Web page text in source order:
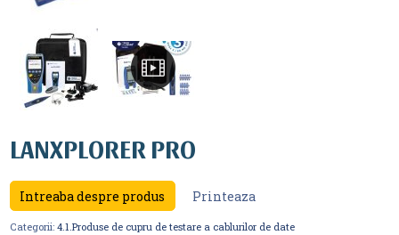
LANXPLORER PRO
Intreaba despre produs Printeaza
Categorii: 4.1.Produse de cupru de testare a cablurilor de date